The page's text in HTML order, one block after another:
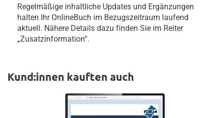
Regelmäßige inhaltliche Updates und Ergänzungen
halten Ihr OnlineBuch im Bezugszeitraum laufend
aktuell. Nähere Details dazu finden Sie im Reiter
„Zusatzinformation“.
Kund:innen kauften auch